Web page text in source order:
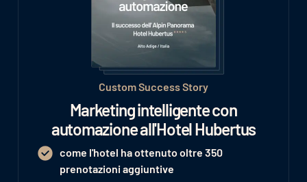
Custom Success Story
Marketing intelligente con
automazione all'Hotel Hubertus
come l'hotel ha ottenuto oltre 350
prenotazioni aggiuntive